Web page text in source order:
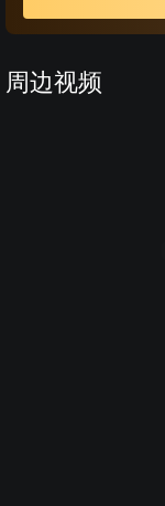
周边视频